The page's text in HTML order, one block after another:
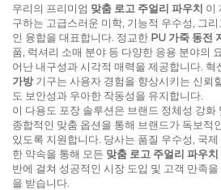
우리의 프리미엄 맞춤 로고 주얼리 파우치 이
구하는 고급스러운 미학, 기능적 우수성, 그
인 융합을 대표합니다. 정교한 PU 가죽 동전
품, 럭셔리 소매 분야 등 다양한 응용 분야의
어난 내구성과 시각적 매력을 제공합니다. 혁
가방기구는 사용자 경험을 향상시키는 신뢰
도 보안성과 우아한 작동성을 유지합니다.
이 다용도 포장 솔루션은 브랜드 정체성 강
종합적인 맞춤 옵션을 통해 브랜드가 독보적
있도록 지원합니다. 당사는 품질 우수성, 국
한 약속을 통해 모든 맞춤 로고 주얼리 파우치
반에 걸쳐 성공적인 시장 도입 및 고객 만족
을 받습니다.